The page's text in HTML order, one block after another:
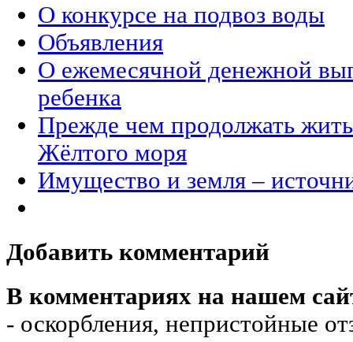
О конкурсе на подвоз воды
Объявления
О ежемесячной денежной
ребенка
Прежде чем продолжать
Жёлтого моря
Имущество и земля –
Добавить комментарий
В комментариях на нашем
- оскорбления, непристойные